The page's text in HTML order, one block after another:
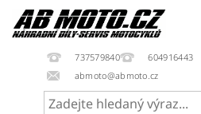
737579840
604916443
abmoto@abmoto.cz